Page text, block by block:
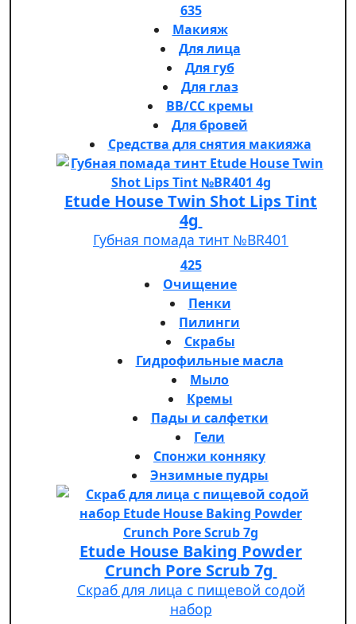
635
Макияж
Для лица
Для губ
Для глаз
BB/CC кремы
Для бровей
Средства для снятия макияжа
Etude House Twin Shot Lips Tint
4g
Губная помада тинт №BR401
425
Очищение
Пенки
Пилинги
Скрабы
Гидрофильные масла
Мыло
Кремы
Пады и салфетки
Гели
Спонжи конняку
Энзимные пудры
Etude House Baking Powder
Crunch Pore Scrub 7g
Скраб для лица с пищевой содой
набор